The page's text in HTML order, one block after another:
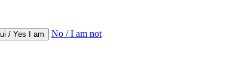
No / I am not